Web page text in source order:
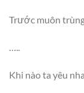
Trước muôn
Khi nào ta yêu